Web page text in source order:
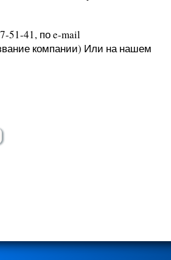
51-41, по e-mail
компании) Или на нашем